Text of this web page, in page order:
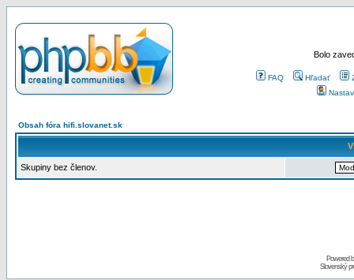
Bolo
FAQ Hľadať
Obsah fóra hifi.slovanet.sk
Skupiny bez členov.
Powered
Slovenský